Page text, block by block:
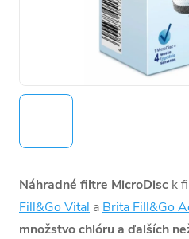
Náhradné filtre MicroDisc k
Fill&Go Vital a Brita Fill&Go
množstvo chlóru a ďalších